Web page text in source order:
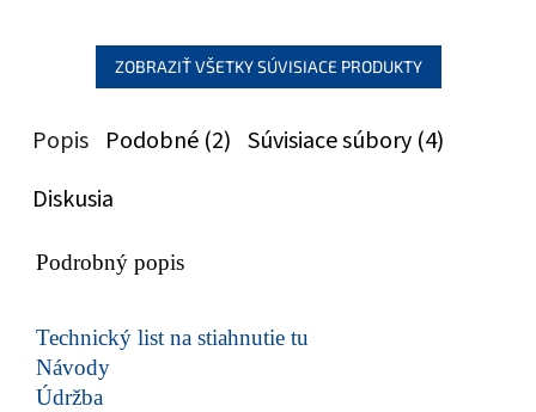
ZOBRAZIŤ VŠETKY SÚVISIACE PRODUKTY
Popis Podobné (2) Súvisiace súbory (4)
Diskusia
Podrobný popis
Technický list na stiahnutie tu
Návody
Údržba